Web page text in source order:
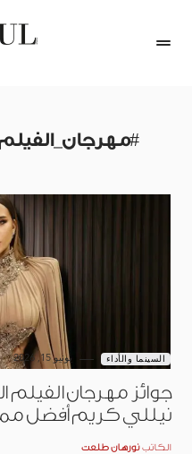
السينما والأداء يونيو 15, 2026
نيللي كريم أفضل
الكاتب نورهان طلعت